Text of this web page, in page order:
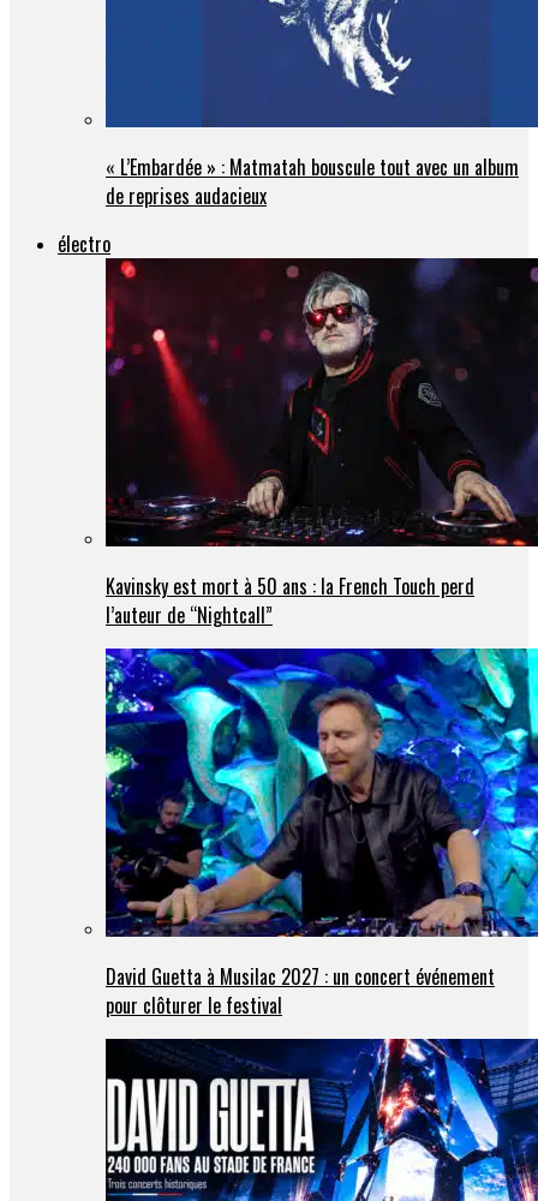
« L’Embardée » : Matmatah bouscule tout avec un album
de reprises audacieux
électro
Kavinsky est mort à 50 ans : la French Touch perd
l’auteur de “Nightcall”
David Guetta à Musilac 2027 : un concert événement
pour clôturer le festival